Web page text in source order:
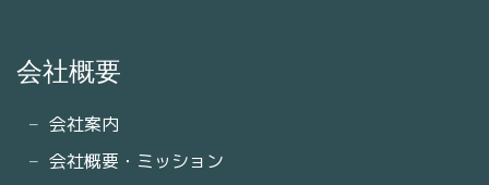
会社概要
会社案内
会社概要・ミッション